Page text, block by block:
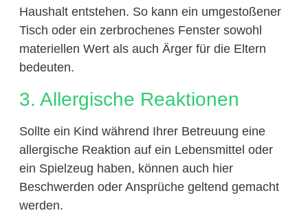
Haushalt entstehen. So kann ein umgestoßener
Tisch oder ein zerbrochenes Fenster sowohl
materiellen Wert als auch Ärger für die Eltern
bedeuten.
3. Allergische Reaktionen
Sollte ein Kind während Ihrer Betreuung eine
allergische Reaktion auf ein Lebensmittel oder
ein Spielzeug haben, können auch hier
Beschwerden oder Ansprüche geltend gemacht
werden.